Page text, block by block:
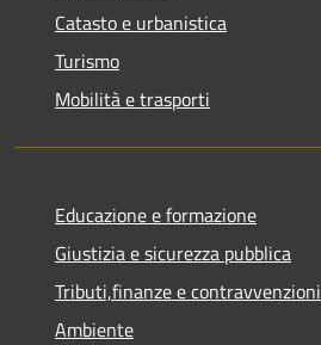
Catasto e urbanistica
Turismo
Mobilità e trasporti
Educazione e formazione
Giustizia e sicurezza pubblica
Tributi,finanze e contravvenzioni
Ambiente